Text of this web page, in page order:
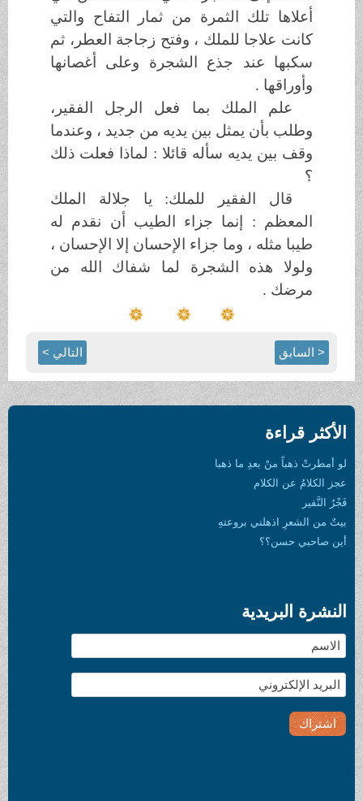
أعلاها تلك الثمرة من ثمار التفاح والتي
كانت علاجا للملك ، وفتح زجاجة العطر، ثم
سكبها عند جذع الشجرة وعلى أغصانها
وأوراقها .
علم الملك بما فعل الرجل الفقير،
وطلب بأن يمثل بين يديه من جديد ، وعندما
وقف بين يديه سأله قائلا : لماذا فعلت ذلك
قال الفقير للملك: يا جلالة الملك
المعظم : إنما جزاء الطيب أن نقدم له
طيبا مثله ، وما جزاء الإحسان إلا الإحسان ،
ولولا هذه الشجرة لما شفاك الله من
مرضك .
< السابق التالي >
الأكثر قراءة
لو أمطرتْ ذهباً منْ بعدِ ما ذهبا
عجز الكلامُ عن الكلام
فَجْرُ النَّفير
بيتٌ من الشعرِ اذهلني بروعتهِ
أين صاحبي حسن؟؟
النشرة البريدية